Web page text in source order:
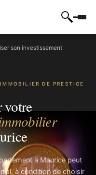
son investissement
DE PRESTIGE
votre
à Maurice peut
à condition de choisir